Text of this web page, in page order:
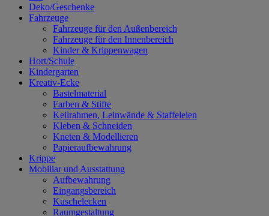
Deko/Geschenke
Fahrzeuge
Fahrzeuge für den Außenbereich
Fahrzeuge für den Innenbereich
Kinder & Krippenwagen
Hort/Schule
Kindergarten
Kreativ-Ecke
Bastelmaterial
Farben & Stifte
Keilrahmen, Leinwände & Staffeleien
Kleben & Schneiden
Kneten & Modellieren
Papieraufbewahrung
Krippe
Mobiliar und Ausstattung
Aufbewahrung
Eingangsbereich
Kuschelecken
Raumgestaltung